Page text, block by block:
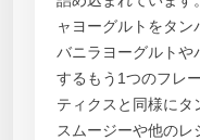
ャヨーグルトをタ
バニラヨーグルトや
するもう1つのフレ
ティクスと同様にタ
スムージーや他の